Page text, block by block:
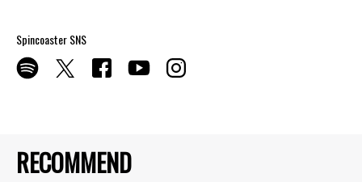
RECOMMEND
Spincoaster SNS